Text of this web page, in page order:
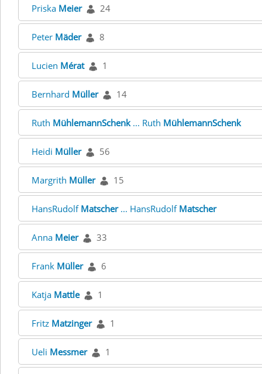
Priska Meier 24
Peter Mäder 8
Lucien Mérat 1
Bernhard Müller 14
Ruth MühlemannSchenk... Ruth MühlemannSchenk
Heidi Müller 56
Margrith Müller 15
HansRudolf Matscher... HansRudolf Matscher
Anna Meier 33
Frank Müller 6
Katja Mattle 1
Fritz Matzinger 1
Ueli Messmer 1